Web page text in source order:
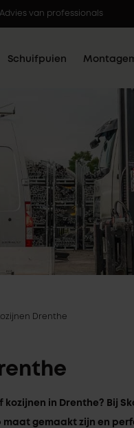
van professionals
Schuifpuien
Drenthe
in Drenthe? Bij
gemaakt zijn en